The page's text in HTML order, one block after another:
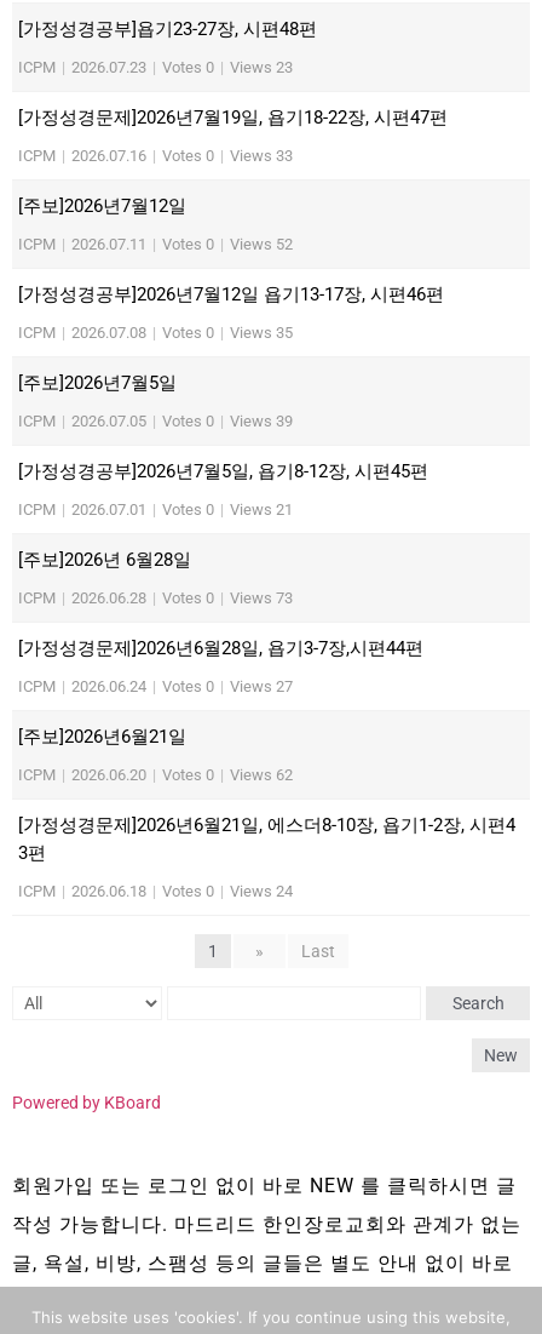
[가정성경공부]욥기23-27장, 시편48편
ICPM | 2026.07.23 | Votes 0 | Views 23
[가정성경문제]2026년7월19일, 욥기18-22장, 시편47편
ICPM | 2026.07.16 | Votes 0 | Views 33
[주보]2026년7월12일
ICPM | 2026.07.11 | Votes 0 | Views 52
[가정성경공부]2026년7월12일 욥기13-17장, 시편46편
ICPM | 2026.07.08 | Votes 0 | Views 35
[주보]2026년7월5일
ICPM | 2026.07.05 | Votes 0 | Views 39
[가정성경공부]2026년7월5일, 욥기8-12장, 시편45편
ICPM | 2026.07.01 | Votes 0 | Views 21
[주보]2026년 6월28일
ICPM | 2026.06.28 | Votes 0 | Views 73
[가정성경문제]2026년6월28일, 욥기3-7장,시편44편
ICPM | 2026.06.24 | Votes 0 | Views 27
[주보]2026년6월21일
ICPM | 2026.06.20 | Votes 0 | Views 62
[가정성경문제]2026년6월21일, 에스더8-10장, 욥기1-2장, 시편4
3편
ICPM | 2026.06.18 | Votes 0 | Views 24
1 » Last
Search
New
Powered by KBoard
회원가입 또는 로그인 없이 바로 NEW 를 클릭하시면 글
작성 가능합니다. 마드리드 한인장로교회와 관계가 없는
글, 욕설, 비방, 스팸성 등의 글들은 별도 안내 없이 바로
This website uses 'cookies'. If you continue using this website,